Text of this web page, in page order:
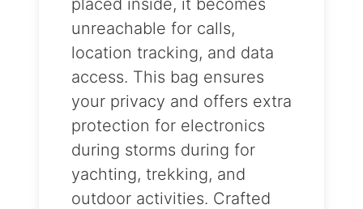
placed inside, it becomes
unreachable for calls,
location tracking, and data
access. This bag ensures
your privacy and offers extra
protection for electronics
during storms during for
yachting, trekking, and
outdoor activities. Crafted